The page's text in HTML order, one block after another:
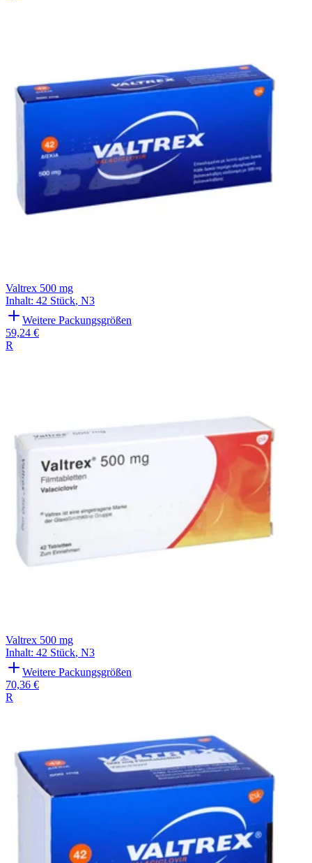
Valtrex 500 mg
Inhalt: 42 Stück, N3
Weitere Packungsgrößen
59,24 €
R
Valtrex 500 mg
Inhalt: 42 Stück, N3
Weitere Packungsgrößen
70,36 €
R